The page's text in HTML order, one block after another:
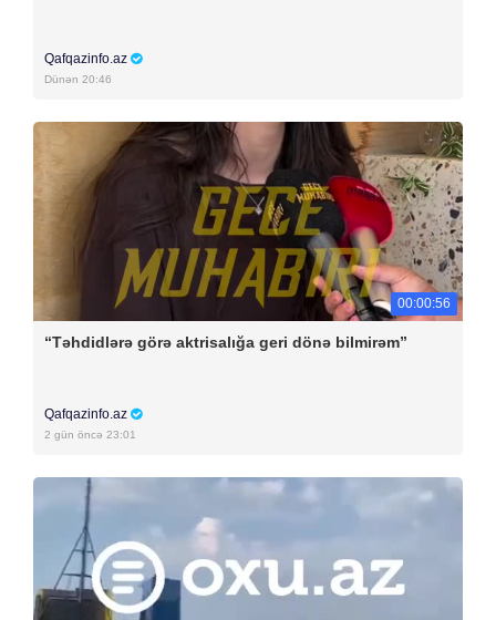
Qafqazinfo.az
Dünən 20:46
00:00:56
“Təhdidlərə görə aktrisalığa geri dönə bilmirəm”
Qafqazinfo.az
2 gün öncə 23:01